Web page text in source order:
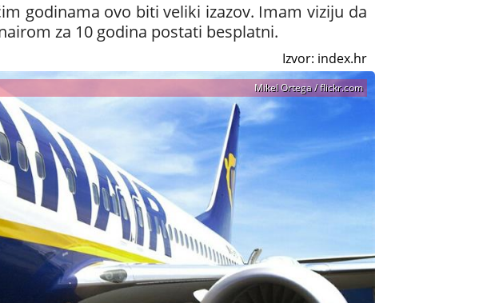
godinama ovo biti veliki izazov. Imam viziju da
za 10 godina postati besplatni.
Izvor: index.hr
Mikel Ortega / flickr.com